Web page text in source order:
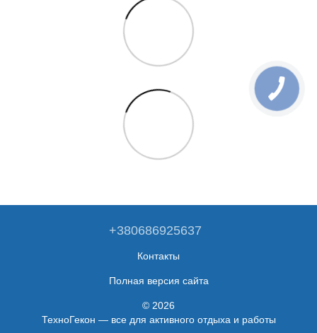
+380686925637
Контакты
Полная версия сайта
© 2026
ТехноГекон — все для активного отдыха и работы